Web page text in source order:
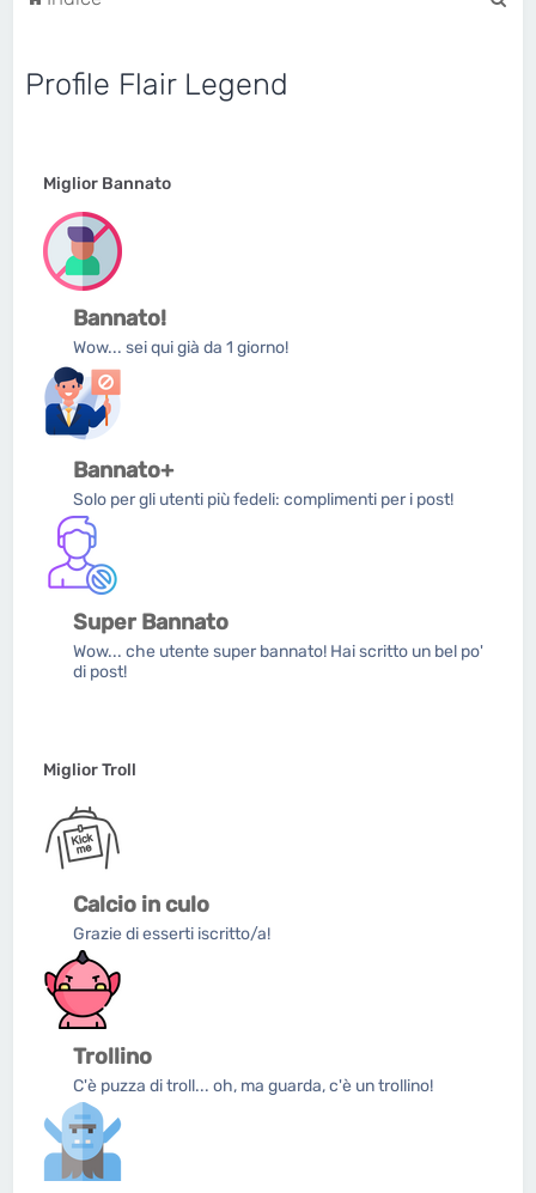
Profile Flair Legend
Miglior Bannato
Bannato!
Wow... sei qui già da 1 giorno!
Bannato+
Solo per gli utenti più fedeli: complimenti per i post!
Super Bannato
Wow... che utente super bannato! Hai scritto un bel po'
di post!
Miglior Troll
Calcio in culo
Grazie di esserti iscritto/a!
Trollino
C'è puzza di troll... oh, ma guarda, c'è un trollino!